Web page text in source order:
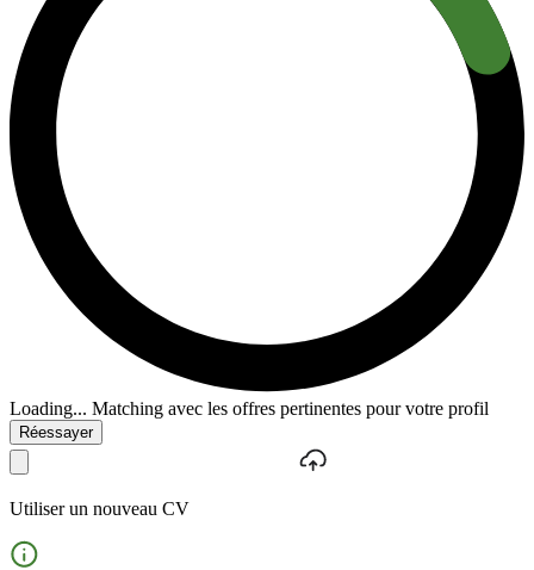
Loading... Matching avec les offres pertinentes pour votre profil
Réessayer
Utiliser un nouveau CV